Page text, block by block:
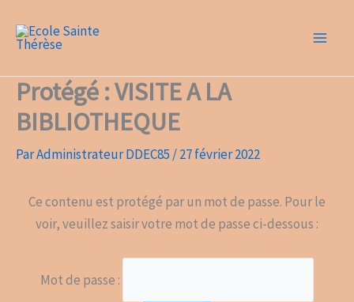
contenu
Protégé : VISITE A LA
BIBLIOTHEQUE
ParAdministrateur DDEC85 /27 février 2022
Ce contenu est protégé par un mot de passe. Pour le
voir, veuillez saisir votre mot de passe ci-dessous :
Mot de passe :